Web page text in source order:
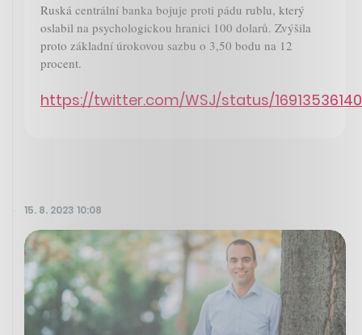
Ruská centrální banka bojuje proti pádu rublu, který
oslabil na psychologickou hranici 100 dolarů. Zvýšila
proto základní úrokovou sazbu o 3,50 bodu na 12
procent.
https://twitter.com/WSJ/status/
15. 8. 2023 10:08